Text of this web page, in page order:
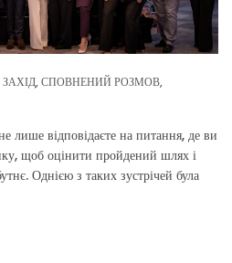
ЗАХІД, СПОВНЕНИЙ РОЗМОВ,
лише відповідаєте на питання, де ви
щоб оцінити пройдений шлях і
Однією з таких зустрічей була